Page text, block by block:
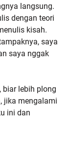
langsung.
dengan teori
kisah.
saya
saya nggak
lebih plong
jika mengalami
ini dan